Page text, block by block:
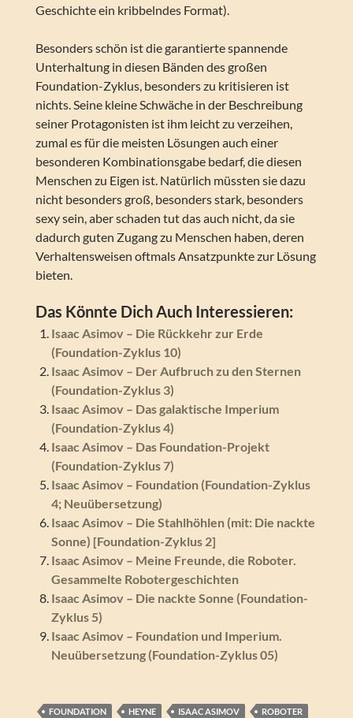
Geschichte ein kribbelndes Format).
Besonders schön ist die garantierte spannende
Unterhaltung in diesen Bänden des großen
Foundation-Zyklus, besonders zu kritisieren ist
nichts. Seine kleine Schwäche in der Beschreibung
seiner Protagonisten ist ihm leicht zu verzeihen,
zumal es für die meisten Lösungen auch einer
besonderen Kombinationsgabe bedarf, die diesen
Menschen zu Eigen ist. Natürlich müssten sie dazu
nicht besonders groß, besonders stark, besonders
sexy sein, aber schaden tut das auch nicht, da sie
dadurch guten Zugang zu Menschen haben, deren
Verhaltensweisen oftmals Ansatzpunkte zur Lösung
bieten.
Das Könnte Dich Auch Interessieren:
Isaac Asimov – Die Rückkehr zur Erde
(Foundation-Zyklus 10)
Isaac Asimov – Der Aufbruch zu den Sternen
(Foundation-Zyklus 3)
Isaac Asimov – Das galaktische Imperium
(Foundation-Zyklus 4)
Isaac Asimov – Das Foundation-Projekt
(Foundation-Zyklus 7)
Isaac Asimov – Foundation (Foundation-Zyklus
4; Neuübersetzung)
Isaac Asimov – Die Stahlhöhlen (mit: Die nackte
Sonne) [Foundation-Zyklus 2]
Isaac Asimov – Meine Freunde, die Roboter.
Gesammelte Robotergeschichten
Isaac Asimov – Die nackte Sonne (Foundation-
Zyklus 5)
Isaac Asimov – Foundation und Imperium.
Neuübersetzung (Foundation-Zyklus 05)
FOUNDATION HEYNE ISAAC ASIMOV
ROBOTER